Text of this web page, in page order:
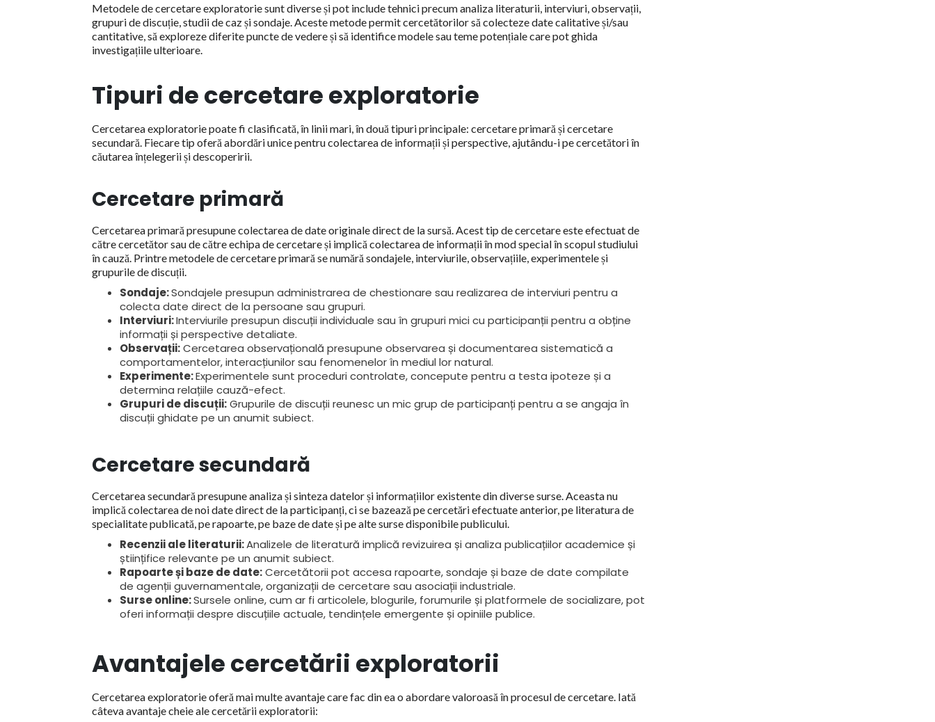
Metodele de cercetare exploratorie sunt diverse și pot include tehnici precum analiza literaturii, interviuri, observații,
grupuri de discuție, studii de caz și sondaje. Aceste metode permit cercetătorilor să colecteze date calitative și/sau
cantitative, să exploreze diferite puncte de vedere și să identifice modele sau teme potențiale care pot ghida
investigațiile ulterioare.
Tipuri de cercetare exploratorie
Cercetarea exploratorie poate fi clasificată, în linii mari, în două tipuri principale: cercetare primară și cercetare
secundară. Fiecare tip oferă abordări unice pentru colectarea de informații și perspective, ajutându-i pe cercetători în
căutarea înțelegerii și descoperirii.
Cercetare primară
Cercetarea primară presupune colectarea de date originale direct de la sursă. Acest tip de cercetare este efectuat de
către cercetător sau de către echipa de cercetare și implică colectarea de informații în mod special în scopul studiului
în cauză. Printre metodele de cercetare primară se numără sondajele, interviurile, observațiile, experimentele și
grupurile de discuții.
Sondaje:Sondajele presupun administrarea de chestionare sau realizarea de interviuri pentru a
colecta date direct de la persoane sau grupuri.
Interviuri:Interviurile presupun discuții individuale sau în grupuri mici cu participanții pentru a obține
informații și perspective detaliate.
Observații:Cercetarea observațională presupune observarea și documentarea sistematică a
comportamentelor, interacțiunilor sau fenomenelor în mediul lor natural.
Experimente:Experimentele sunt proceduri controlate, concepute pentru a testa ipoteze și a
determina relațiile cauză-efect.
Grupuri de discuții:Grupurile de discuții reunesc un mic grup de participanți pentru a se angaja în
discuții ghidate pe un anumit subiect.
Cercetare secundară
Cercetarea secundară presupune analiza și sinteza datelor și informațiilor existente din diverse surse. Aceasta nu
implică colectarea de noi date direct de la participanți, ci se bazează pe cercetări efectuate anterior, pe literatura de
specialitate publicată, pe rapoarte, pe baze de date și pe alte surse disponibile publicului.
Recenzii ale literaturii:Analizele de literatură implică revizuirea și analiza publicațiilor academice și
științifice relevante pe un anumit subiect.
Rapoarte și baze de date:Cercetătorii pot accesa rapoarte, sondaje și baze de date compilate
de agenții guvernamentale, organizații de cercetare sau asociații industriale.
Surse online:Sursele online, cum ar fi articolele, blogurile, forumurile și platformele de socializare, pot
oferi informații despre discuțiile actuale, tendințele emergente și opiniile publice.
Avantajele cercetării exploratorii
Cercetarea exploratorie oferă mai multe avantaje care fac din ea o abordare valoroasă în procesul de cercetare. Iată
câteva avantaje cheie ale cercetării exploratorii: